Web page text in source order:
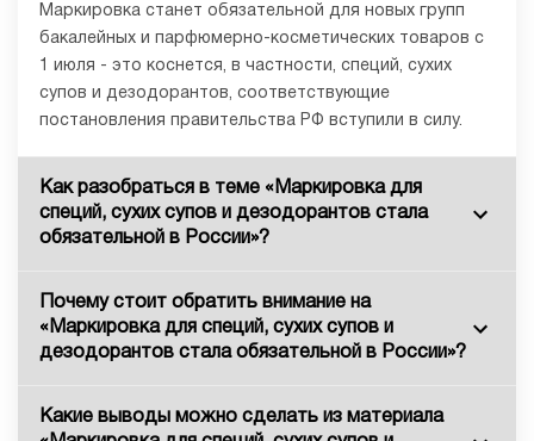
Маркировка станет обязательной для новых групп
бакалейных и парфюмерно-косметических товаров с
1 июля - это коснется, в частности, специй, сухих
супов и дезодорантов, соответствующие
постановления правительства РФ вступили в силу.
Как разобраться в теме «Маркировка для
специй, сухих супов и дезодорантов стала
обязательной в России»?
Почему стоит обратить внимание на
«Маркировка для специй, сухих супов и
дезодорантов стала обязательной в России»?
Какие выводы можно сделать из материала